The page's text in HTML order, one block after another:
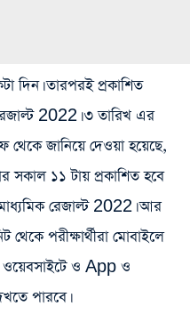
দিন। তারপরই প্রকাশিত
2022। ৩ তারিখ এর
জানিয়ে দেওয়া হয়েছে,
সকাল ১১ টায় প্রকাশিত হবে
রেজাল্ট 2022। আর
পরীক্ষার্থীরা মোবাইলে
ওয়েবসাইটে ও App ও
পারবে।